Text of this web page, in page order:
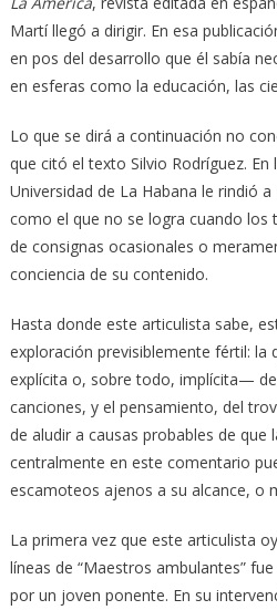
Martí llegó a dirigir. En esa
en pos del desarrollo que él sabía
en esferas como la educación, las
Lo que se dirá a continuación no
que citó el texto Silvio Rodríguez. En
Universidad de La Habana le rindió
como el que no se logra cuando los
de consignas ocasionales o
conciencia de su contenido.
Hasta donde este articulista sabe,
exploración previsiblemente fértil:
explícita o, sobre todo, implícita—
canciones, y el pensamiento, del
de aludir a causas probables de que
centralmente en este comentario
escamoteos ajenos a su alcance, o
La primera vez que este articulista
líneas de “Maestros ambulantes”
por un joven ponente. En su